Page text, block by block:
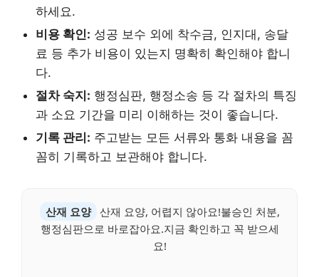
하세요.
비용 확인: 성공 보수 외에 착수금, 인지대, 송달
료 등 추가 비용이 있는지 명확히 확인해야 합니
다.
절차 숙지: 행정심판, 행정소송 등 각 절차의 특징
과 소요 기간을 미리 이해하는 것이 좋습니다.
기록 관리: 주고받는 모든 서류와 통화 내용을 꼼
꼼히 기록하고 보관해야 합니다.
산재 요양
산재 요양, 어렵지 않아요!불승인 처분,
행정심판으로 바로잡아요.지금 확인하고 꼭 받으세
요!